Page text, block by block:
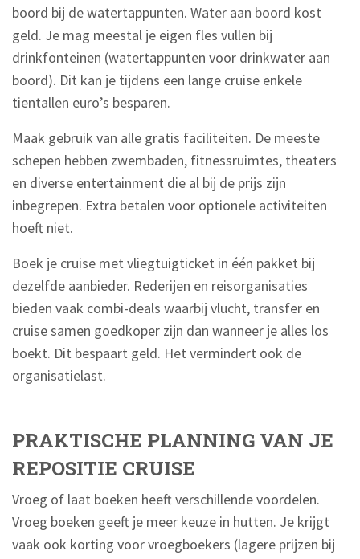
boord bij de watertappunten. Water aan boord kost
geld. Je mag meestal je eigen fles vullen bij
drinkfonteinen (watertappunten voor drinkwater aan
boord). Dit kan je tijdens een lange cruise enkele
tientallen euro’s besparen.
Maak gebruik van alle gratis faciliteiten. De meeste
schepen hebben zwembaden, fitnessruimtes, theaters
en diverse entertainment die al bij de prijs zijn
inbegrepen. Extra betalen voor optionele activiteiten
hoeft niet.
Boek je cruise met vliegtuigticket in één pakket bij
dezelfde aanbieder. Rederijen en reisorganisaties
bieden vaak combi-deals waarbij vlucht, transfer en
cruise samen goedkoper zijn dan wanneer je alles los
boekt. Dit bespaart geld. Het vermindert ook de
organisatielast.
PRAKTISCHE PLANNING VAN JE
REPOSITIE CRUISE
Vroeg of laat boeken heeft verschillende voordelen.
Vroeg boeken geeft je meer keuze in hutten. Je krijgt
vaak ook korting voor vroegboekers (lagere prijzen bij